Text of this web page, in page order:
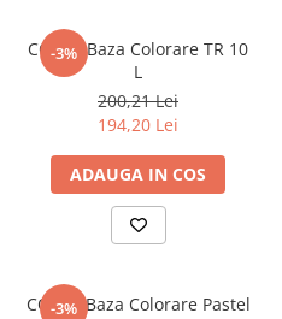
-3%
CORAL Baza Colorare TR 10
L
200,21 Lei
194,20 Lei
ADAUGA IN COS
-3%
CORAL Baza Colorare Pastel